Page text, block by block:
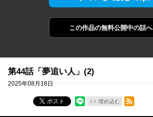
この作品の無料公開中の話へ
第44話「夢追い人」(2)
2025年08月18日
ポスト 埋め込む
RSSフィード